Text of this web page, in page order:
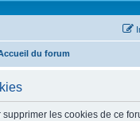
du forum
supprimer les cookies de ce